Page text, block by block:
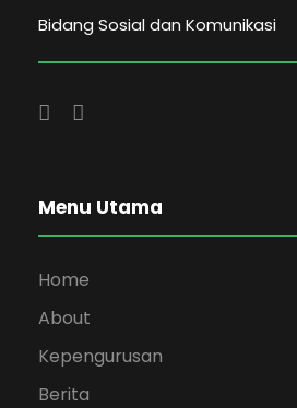
Bidang Sosial dan Komunikasi
Menu Utama
Home
About
Kepengurusan
Berita